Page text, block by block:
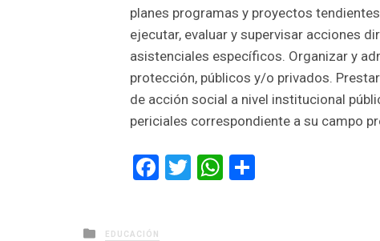
planes programas y proyectos
ejecutar, evaluar y supervisar acciones
asistenciales específicos. Organizar y
protección, públicos y/o privados.
de acción social a nivel institucional
periciales correspondiente a su campo
Facebook
TwitterWhatsApp
Posted
EDUCACIÓN